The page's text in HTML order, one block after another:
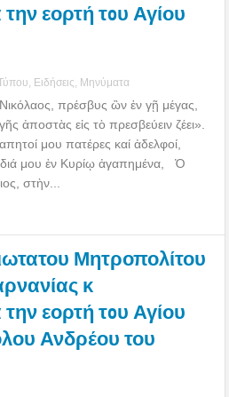
εορτή τoυ Αγίου
Ειδήσεις Μηνύματα
πρέσβυς ὢν ἐν γῇ μέγας,
ἀποστὰς εἰς τὸ πρεσβεύειν ζέει».
μου πατέρες καί ἀδελφοί,
μου ἐν Κυρίῳ ἀγαπημένα, Ὁ
στὴν...
Μητροπολίτου
κ
εορτή τoυ Αγίου
Ανδρέου του